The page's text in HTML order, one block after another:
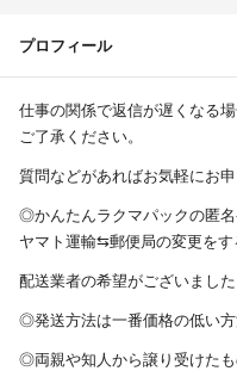
プロフィール
仕事の関係で返信が遅くなる場
ご了承ください。
質問などがあればお気軽にお申
◎かんたんラクマパックの匿名
ヤマト運輸⇆郵便局の変更をす
配送業者の希望がございまし
◎発送方法は一番価格の低い方
◎両親や知人から譲り受けた